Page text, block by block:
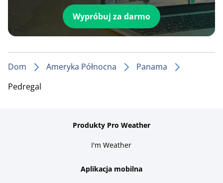
Wypróbuj za darmo
Dom Ameryka Północna
Panama
Pedregal
Produkty Pro Weather
I'm Weather
Aplikacja mobilna